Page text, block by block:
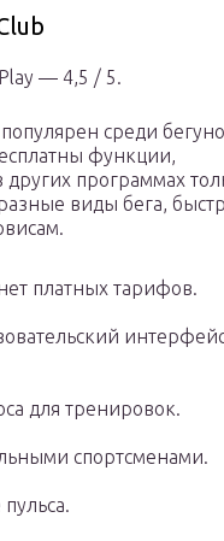
— 4,5 / 5.
среди
функции,
программах
виды бега,
платных тарифов.
для тренировок.
спортсменами.